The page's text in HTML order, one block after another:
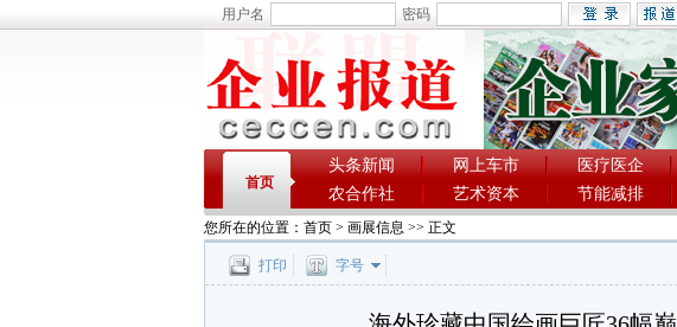
用户名 密码
首页
头条新闻 网上车市 医疗医企
农合作社
艺术资本 节能减排
您所在的位置： 首页 > 画展信息 >> 正文
打印 字号